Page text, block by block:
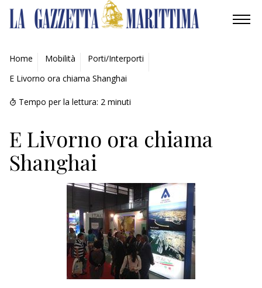
AMBIENTE
MOBILITÀ
INDUSTRIA
RICERCA
ECONOMIA
Home Mobilità
Porti/Interporti
E Livorno ora chiama Shanghai
Tempo per la lettura: 2 minuti
E Livorno ora chiama
Shanghai